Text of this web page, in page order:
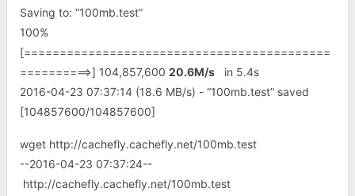
Saving to: “100mb.test”
100%
[===========================================
==========>] 104,857,600 20.6M/s in 5.4s
2016-04-23 07:37:14 (18.6 MB/s) - “100mb.test” saved
[104857600/104857600]
wget http://cachefly.cachefly.net/100mb.test
--2016-04-23 07:37:24--
http://cachefly.cachefly.net/100mb.test